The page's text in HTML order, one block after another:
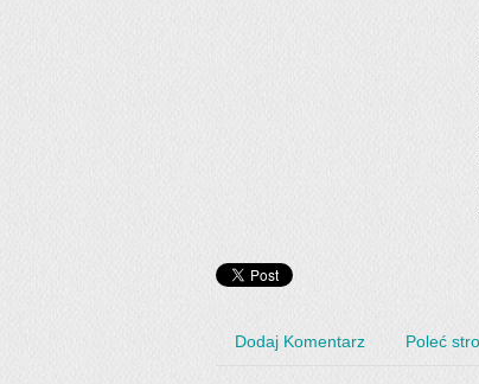
Dodaj Komentarz Poleć